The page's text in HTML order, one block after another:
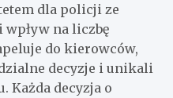
dla policji ze
wpływ na liczbę
do kierowców,
decyzje i unikali
Każda decyzja o